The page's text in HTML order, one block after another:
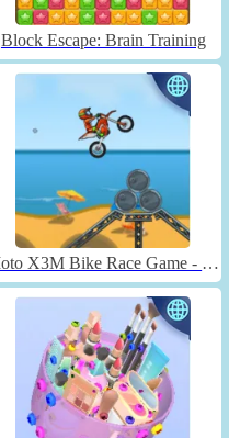
Block Escape: Brain Training
Moto X3M Bike Race Game - Unblocked